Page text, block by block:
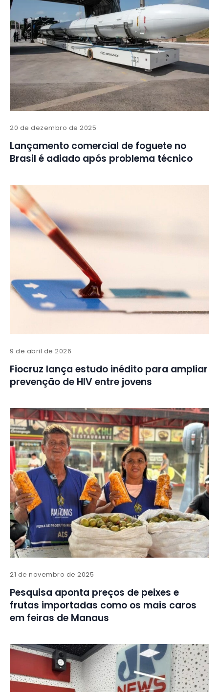
20 de dezembro de 2025
Lançamento comercial de foguete no
Brasil é adiado após problema técnico
9 de abril de 2026
Fiocruz lança estudo inédito para ampliar
prevenção de HIV entre jovens
21 de novembro de 2025
Pesquisa aponta preços de peixes e
frutas importadas como os mais caros
em feiras de Manaus